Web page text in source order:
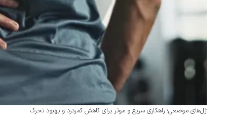
ژل‌های موضعی؛ راهکاری سریع و موثر برای کاهش کمردرد و بهبود تحرک